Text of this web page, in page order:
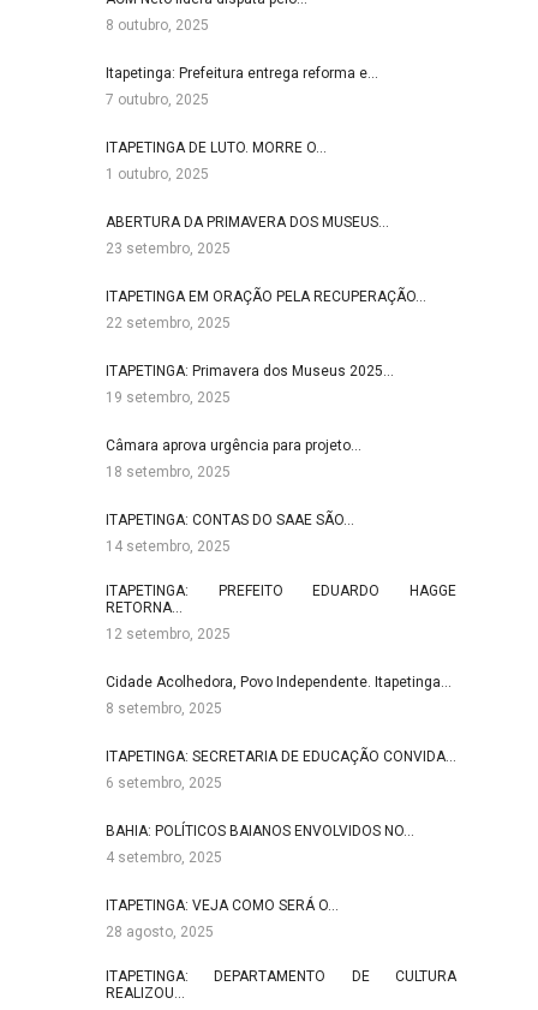
8 outubro, 2025
Itapetinga: Prefeitura entrega reforma e…
7 outubro, 2025
ITAPETINGA DE LUTO. MORRE O…
1 outubro, 2025
ABERTURA DA PRIMAVERA DOS MUSEUS…
23 setembro, 2025
ITAPETINGA EM ORAÇÃO PELA RECUPERAÇÃO…
22 setembro, 2025
ITAPETINGA: Primavera dos Museus 2025…
19 setembro, 2025
Câmara aprova urgência para projeto…
18 setembro, 2025
ITAPETINGA: CONTAS DO SAAE SÃO…
14 setembro, 2025
ITAPETINGA: PREFEITO EDUARDO HAGGE
RETORNA…
12 setembro, 2025
Cidade Acolhedora, Povo Independente. Itapetinga…
8 setembro, 2025
ITAPETINGA: SECRETARIA DE EDUCAÇÃO CONVIDA…
6 setembro, 2025
BAHIA: POLÍTICOS BAIANOS ENVOLVIDOS NO…
4 setembro, 2025
ITAPETINGA: VEJA COMO SERÁ O…
28 agosto, 2025
ITAPETINGA: DEPARTAMENTO DE CULTURA
REALIZOU…